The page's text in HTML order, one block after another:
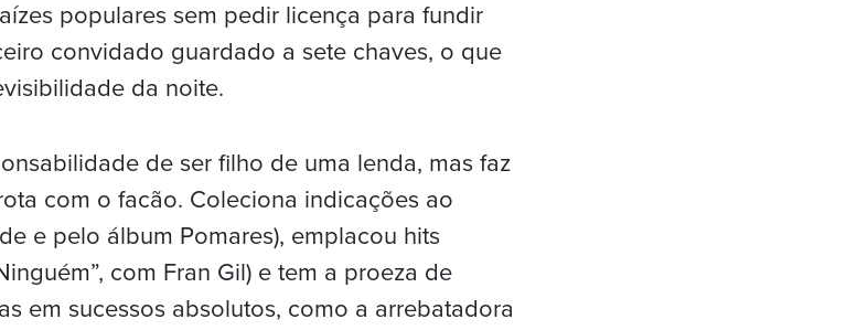
populares sem pedir licença para fundir
convidado guardado a sete chaves, o que
da noite.
de ser filho de uma lenda, mas faz
com o facão. Coleciona indicações ao
e pelo álbum Pomares), emplacou hits
com Fran Gil) e tem a proeza de
em sucessos absolutos, como a arrebatadora